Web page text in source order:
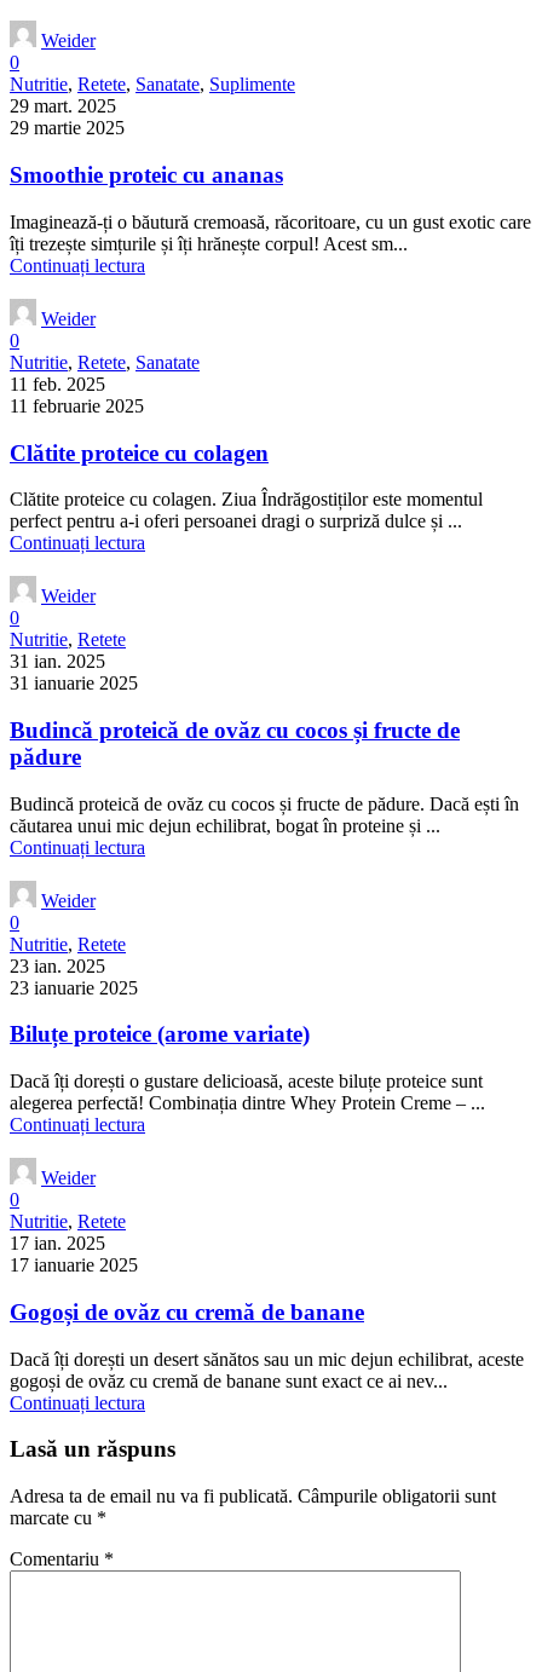
Weider
0
Nutritie, Retete, Sanatate, Suplimente
29 mart. 2025
29 martie 2025
Smoothie proteic cu ananas
Imaginează-ți o băutură cremoasă, răcoritoare, cu un gust exotic care
îți trezește simțurile și îți hrănește corpul! Acest sm...
Continuați lectura
Weider
0
Nutritie, Retete, Sanatate
11 feb. 2025
11 februarie 2025
Clătite proteice cu colagen
Clătite proteice cu colagen. Ziua Îndrăgostiților este momentul
perfect pentru a-i oferi persoanei dragi o surpriză dulce și ...
Continuați lectura
Weider
0
Nutritie, Retete
31 ian. 2025
31 ianuarie 2025
Budincă proteică de ovăz cu cocos și fructe de
pădure
Budincă proteică de ovăz cu cocos și fructe de pădure. Dacă ești în
căutarea unui mic dejun echilibrat, bogat în proteine și ...
Continuați lectura
Weider
0
Nutritie, Retete
23 ian. 2025
23 ianuarie 2025
Biluțe proteice (arome variate)
Dacă îți dorești o gustare delicioasă, aceste biluțe proteice sunt
alegerea perfectă! Combinația dintre Whey Protein Creme – ...
Continuați lectura
Weider
0
Nutritie, Retete
17 ian. 2025
17 ianuarie 2025
Gogoși de ovăz cu cremă de banane
Dacă îți dorești un desert sănătos sau un mic dejun echilibrat, aceste
gogoși de ovăz cu cremă de banane sunt exact ce ai nev...
Continuați lectura
Lasă un răspuns
Adresa ta de email nu va fi publicată. Câmpurile obligatorii sunt
marcate cu *
Comentariu *